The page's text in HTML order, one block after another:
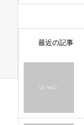
最近の記事